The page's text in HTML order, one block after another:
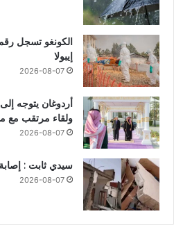
الكونغو تسجل
إيبولا
2026-08-07
أردوغان يتوجه
ولقاء مرتقب مع
2026-08-07
سيدي ثابت : إصابة
2026-08-07